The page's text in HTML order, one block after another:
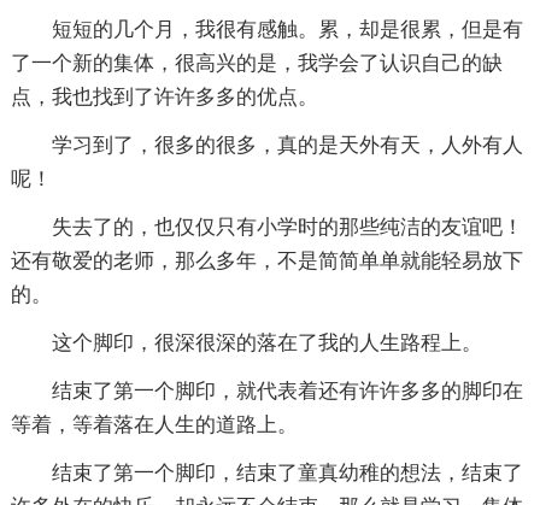
短短的几个月，我很有感触。累，却是很累，但是有
了一个新的集体，很高兴的是，我学会了认识自己的缺
点，我也找到了许许多多的优点。
学习到了，很多的很多，真的是天外有天，人外有人
呢！
失去了的，也仅仅只有小学时的那些纯洁的友谊吧！
还有敬爱的老师，那么多年，不是简简单单就能轻易放下
的。
这个脚印，很深很深的落在了我的人生路程上。
结束了第一个脚印，就代表着还有许许多多的脚印在
等着，等着落在人生的道路上。
结束了第一个脚印，结束了童真幼稚的想法，结束了